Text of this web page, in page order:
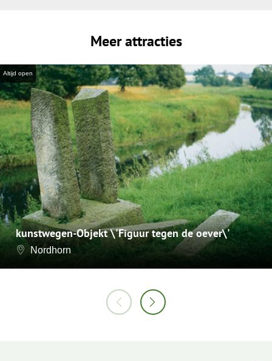
Meer attracties
Altijd open
kunstwegen-Objekt \'Figuur tegen de oever\'
Nordhorn